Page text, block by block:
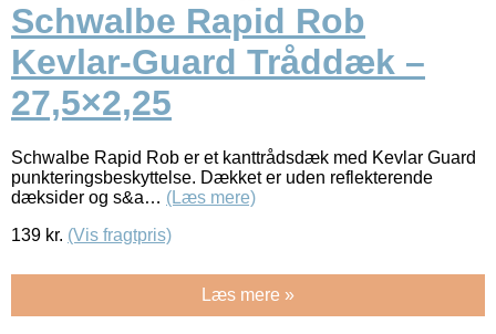
Schwalbe Rapid Rob
Kevlar-Guard Tråddæk –
27,5×2,25
Schwalbe Rapid Rob er et kanttrådsdæk med Kevlar Guard
punkteringsbeskyttelse. Dækket er uden reflekterende
dæksider og s&a… (Læs mere)
139 kr. (Vis fragtpris)
Læs mere »